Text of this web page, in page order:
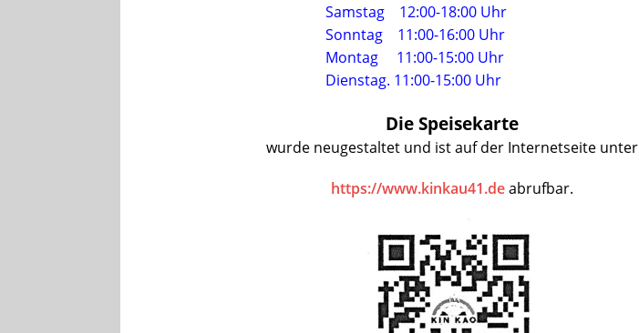
Samstag 12:00-18:00 Uhr
Sonntag 11:00-16:00 Uhr
Montag 11:00-15:00 Uhr
Dienstag. 11:00-15:00 Uhr
Die Speisekarte
wurde neugestaltet und ist auf der Internetseite unter
https://www.kinkau41.deabrufbar.